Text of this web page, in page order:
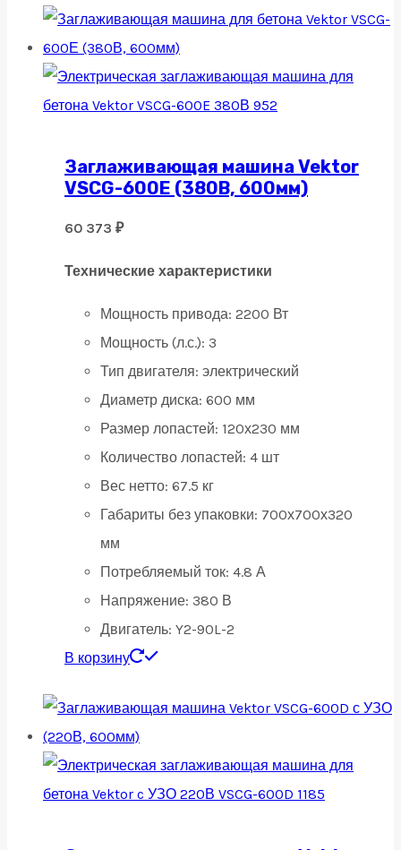
Заглаживающая машина Vektor
VSCG-600Е (380В, 600мм)
60 373 ₽
Технические характеристики
Мощность привода: 2200 Вт
Мощность (л.с.): 3
Тип двигателя: электрический
Диаметр диска: 600 мм
Размер лопастей: 120х230 мм
Количество лопастей: 4 шт
Вес нетто: 67.5 кг
Габариты без упаковки: 700х700х320
мм
Потребляемый ток: 4.8 А
Напряжение: 380 В
Двигатель: Y2-90L-2
В корзину